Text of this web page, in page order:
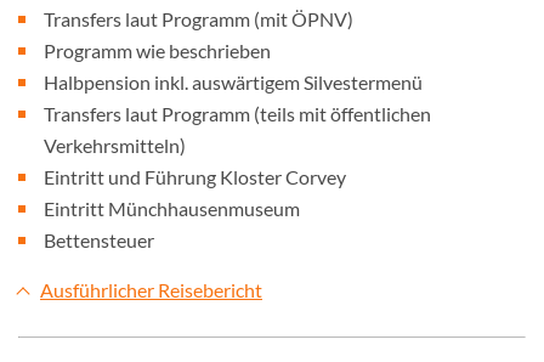
Transfers laut Programm (mit ÖPNV)
Programm wie beschrieben
Halbpension inkl. auswärtigem Silvestermenü
Transfers laut Programm (teils mit öffentlichen
Verkehrsmitteln)
Eintritt und Führung Kloster Corvey
Eintritt Münchhausenmuseum
Bettensteuer
Ausführlicher Reisebericht